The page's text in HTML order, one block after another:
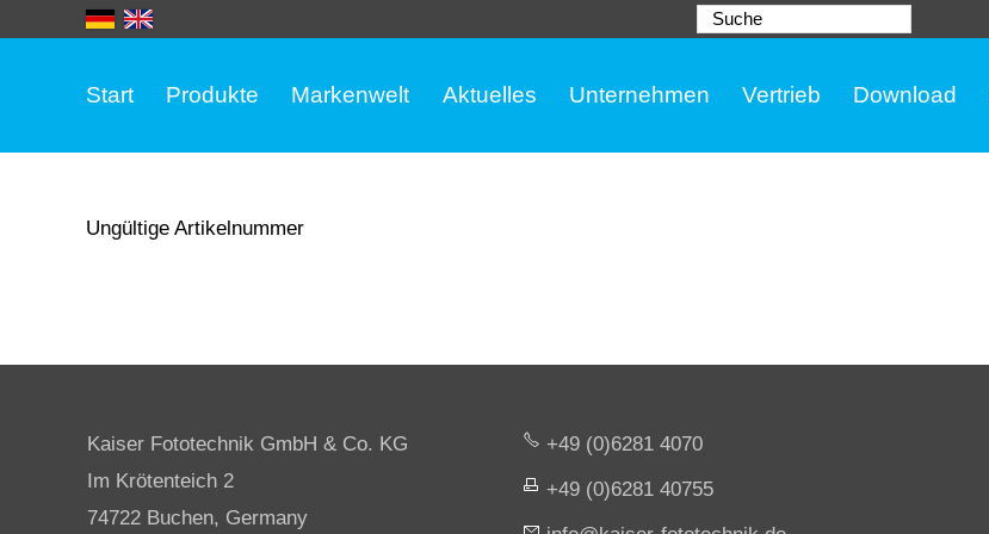
Suche
Start Produkte Markenwelt Aktuelles Unternehmen Vertrieb Download
Ungültige Artikelnummer
Kaiser Fototechnik GmbH & Co. KG
Im Krötenteich 2
74722 Buchen, Germany
+49 (0)6281 4070
+49 (0)6281 40755